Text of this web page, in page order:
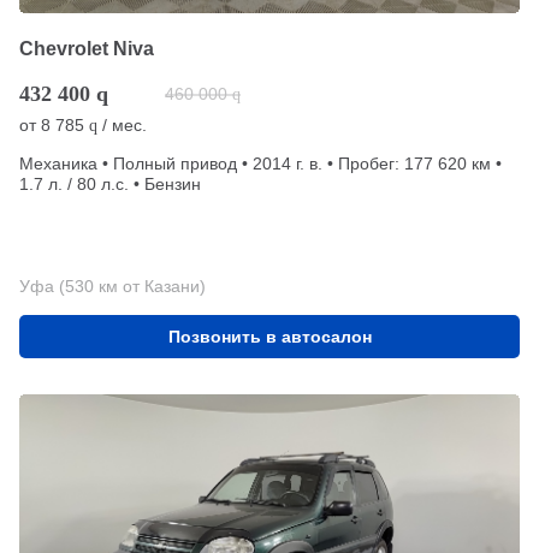
Chevrolet Niva
432 400 q 460 000 q
от8 785 q / мес.
Механика • Полный привод • 2014 г. в. • Пробег: 177 620 км •
1.7 л. / 80 л.с. • Бензин
Уфа (530 км от Казани)
Позвонить в автосалон